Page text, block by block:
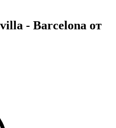
- Barcelona от